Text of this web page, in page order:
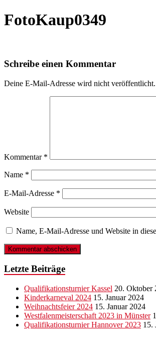
FotoKaup0349
Schreibe einen Kommentar
Deine E-Mail-Adresse wird nicht veröffentlicht.
Kommentar *
Name *
E-Mail-Adresse *
Website
Name, E-Mail-Adresse und Website in
Letzte Beiträge
Qualifikationsturnier Kassel 20. Oktober
Kinderkarneval 2024 15. Januar 2024
Weihnachtsfeier 2024 15. Januar 2024
Westfalenmeisterschaft 2023 in Münster
Qualifikationsturnier Hannover 2023 15.